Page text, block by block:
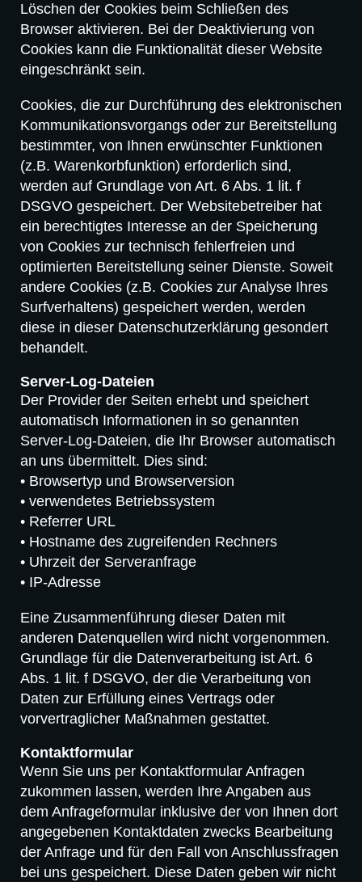
Löschen der Cookies beim Schließen des
Browser aktivieren. Bei der Deaktivierung von
Cookies kann die Funktionalität dieser Website
eingeschränkt sein.
Cookies, die zur Durchführung des elektronischen
Kommunikationsvorgangs oder zur Bereitstellung
bestimmter, von Ihnen erwünschter Funktionen
(z.B. Warenkorbfunktion) erforderlich sind,
werden auf Grundlage von Art. 6 Abs. 1 lit. f
DSGVO gespeichert. Der Websitebetreiber hat
ein berechtigtes Interesse an der Speicherung
von Cookies zur technisch fehlerfreien und
optimierten Bereitstellung seiner Dienste. Soweit
andere Cookies (z.B. Cookies zur Analyse Ihres
Surfverhaltens) gespeichert werden, werden
diese in dieser Datenschutzerklärung gesondert
behandelt.
Server-Log-Dateien
Der Provider der Seiten erhebt und speichert
automatisch Informationen in so genannten
Server-Log-Dateien, die Ihr Browser automatisch
an uns übermittelt. Dies sind:
• Browsertyp und Browserversion
• verwendetes Betriebssystem
• Referrer URL
• Hostname des zugreifenden Rechners
• Uhrzeit der Serveranfrage
• IP-Adresse
Eine Zusammenführung dieser Daten mit
anderen Datenquellen wird nicht vorgenommen.
Grundlage für die Datenverarbeitung ist Art. 6
Abs. 1 lit. f DSGVO, der die Verarbeitung von
Daten zur Erfüllung eines Vertrags oder
vorvertraglicher Maßnahmen gestattet.
Kontaktformular
Wenn Sie uns per Kontaktformular Anfragen
zukommen lassen, werden Ihre Angaben aus
dem Anfrageformular inklusive der von Ihnen dort
angegebenen Kontaktdaten zwecks Bearbeitung
der Anfrage und für den Fall von Anschlussfragen
bei uns gespeichert. Diese Daten geben wir nicht